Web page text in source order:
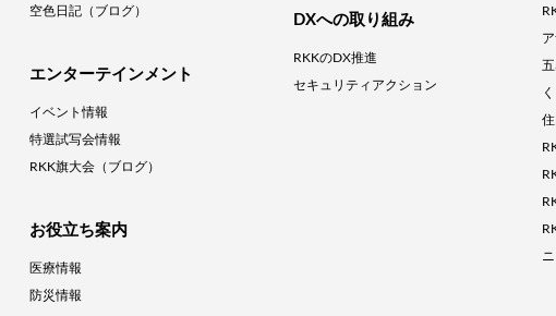
空色日記（ブログ）
エンターテインメント
イベント情報
特選試写会情報
RKK旗大会（ブログ）
お役立ち案内
医療情報
防災情報
DXへの取り組み
RKKのDX推進
セキュリティアクション